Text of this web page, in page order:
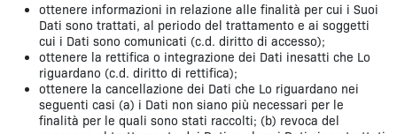
ottenere informazioni in relazione alle finalità per cui i Suoi
Dati sono trattati, al periodo del trattamento e ai soggetti
cui i Dati sono comunicati (c.d. diritto di accesso);
ottenere la rettifica o integrazione dei Dati inesatti che Lo
riguardano (c.d. diritto di rettifica);
ottenere la cancellazione dei Dati che Lo riguardano nei
seguenti casi (a) i Dati non siano più necessari per le
finalità per le quali sono stati raccolti; (b) revoca del